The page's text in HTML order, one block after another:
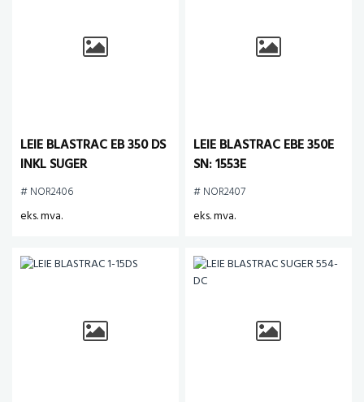
LEIE BLASTRAC EB 350 DS
INKL SUGER
# NOR2406
eks. mva.
LEIE BLASTRAC EBE 350E
SN: 1553E
# NOR2407
eks. mva.